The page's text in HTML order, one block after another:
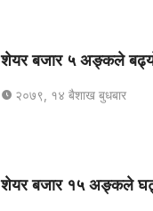
शेयर बजार ५ अङ्कले
२०७९, १४ बैशाख बुधबार
शेयर बजार १५ अङ्कले